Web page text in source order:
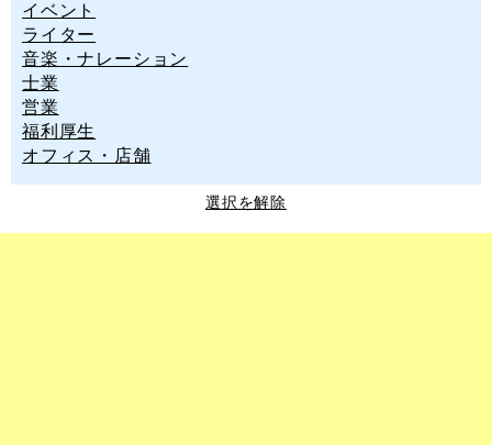
イベント
ライター
音楽・ナレーション
士業
営業
福利厚生
オフィス・店舗
選択を解除